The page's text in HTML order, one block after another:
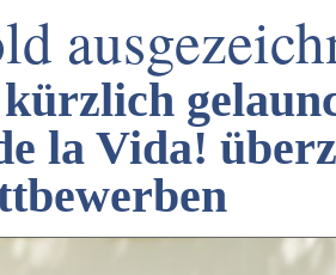
la Vida!